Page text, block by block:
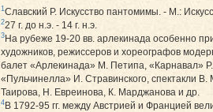
1Славский Р. Искусство пантомимы. - М.:
227 г. до н.э. - 14 г. н.э.
3На рубеже 19-20 вв. арлекинада особенно
художников, режиссеров и хореографов
балет «Арлекинада» М. Петипа, «Карнавал»
«Пульчинелла» И. Стравинского, спектакли
Таирова, Н. Евреинова, К. Марджанова и др.
4В 1792-95 гг. между Австрией и Францией